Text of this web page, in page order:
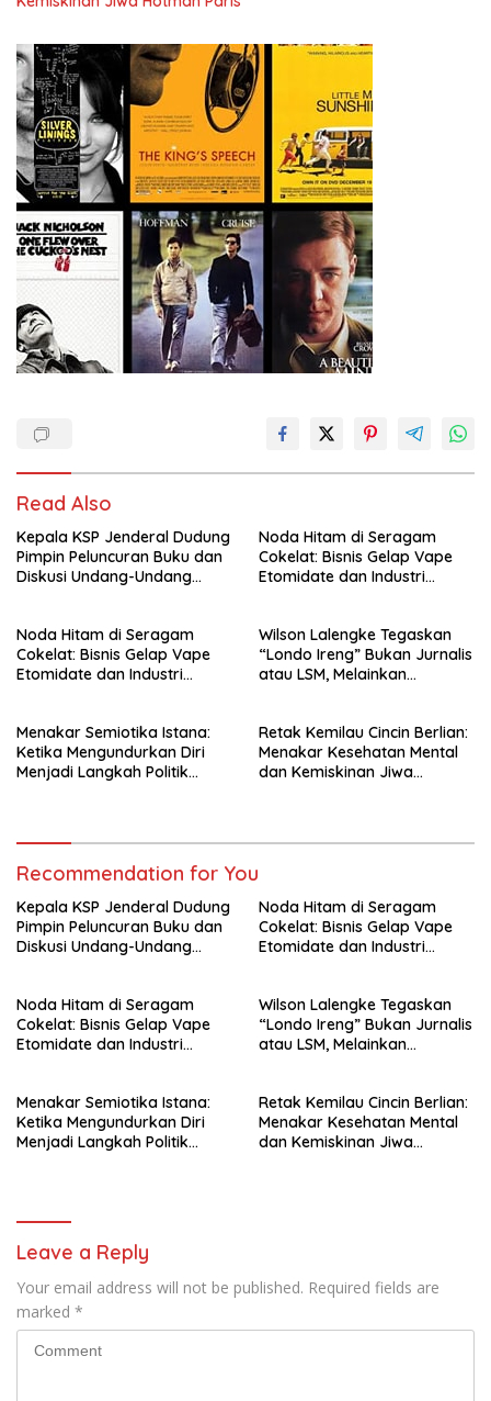
Read Also
Kepala KSP Jenderal Dudung
Pimpin Peluncuran Buku dan
Diskusi Undang-Undang
Noda Hitam di Seragam
Cokelat: Bisnis Gelap Vape
Etomidate dan Industri
Noda Hitam di Seragam
Cokelat: Bisnis Gelap Vape
Etomidate dan Industri
Wilson Lalengke Tegaskan
“Londo Ireng” Bukan Jurnalis
atau LSM, Melainkan
Menakar Semiotika Istana:
Ketika Mengundurkan Diri
Menjadi Langkah Politik
Retak Kemilau Cincin Berlian:
Menakar Kesehatan Mental
dan Kemiskinan Jiwa
Recommendation for You
Kepala KSP Jenderal Dudung
Pimpin Peluncuran Buku dan
Diskusi Undang-Undang
Noda Hitam di Seragam
Cokelat: Bisnis Gelap Vape
Etomidate dan Industri
Noda Hitam di Seragam
Cokelat: Bisnis Gelap Vape
Etomidate dan Industri
Wilson Lalengke Tegaskan
“Londo Ireng” Bukan Jurnalis
atau LSM, Melainkan
Menakar Semiotika Istana:
Ketika Mengundurkan Diri
Menjadi Langkah Politik
Retak Kemilau Cincin Berlian:
Menakar Kesehatan Mental
dan Kemiskinan Jiwa
Leave a Reply
Your email address will not be published. Required fields are
marked *